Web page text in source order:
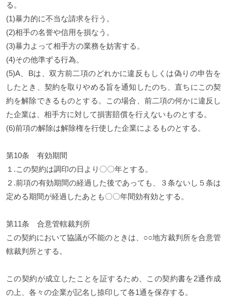
る。
(1)暴力的に不当な請求を行う。
(2)相手の名誉や信用を損なう。
(3)暴力よって相手方の業務を妨害する。
(4)その他準ずる行為。
(5)A、Bは、双方前二項のどれかに違反もしくは偽りの申告を
したとき、契約を取りやめる旨を通知したのち、直ちにこの契
約を解除できるものとする。この場合、前二項の何かに違反し
た企業は、相手方に対して損害賠償を行えないものとする。
(6)前項の解除は解除権を行使した企業によるものとする。
第10条 有効期間
１.この契約は調印の日より〇〇年とする。
２.前項の有効期間の経過した後であっても、３条ないし５条は
定める期間が経過したあとも〇〇年間効有効とする。
第11条 合意管轄裁判所
この契約において協議が不能のときは、○○地方裁判所を合意管
轄裁判所とする。
この契約が成立したことを証するため、この契約書を2通作成
の上、各々の企業が記名し捺印して各1通を保存する。